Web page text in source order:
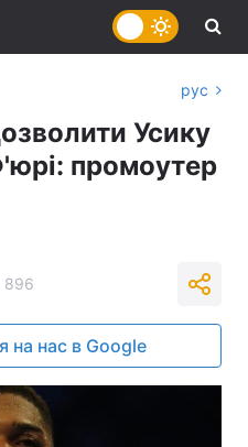
рус
Усику
промоутер
896
на нас в Google